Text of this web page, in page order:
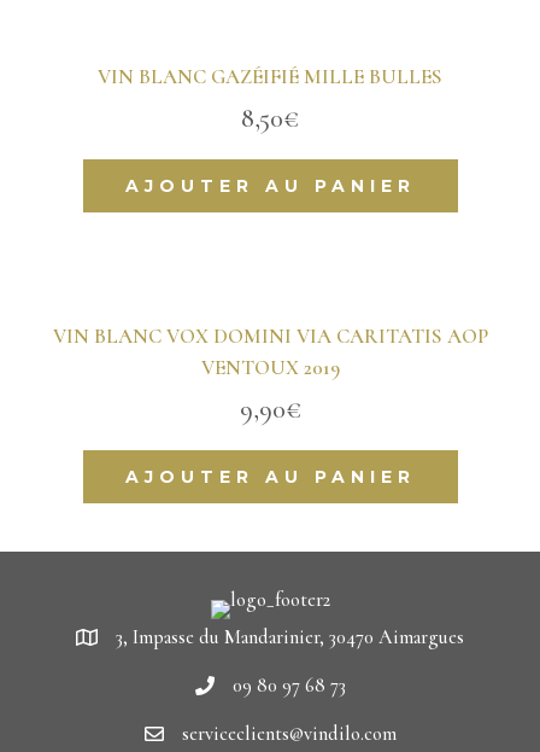
VIN BLANC GAZÉIFIÉ MILLE BULLES
8,50€
AJOUTER AU PANIER
VIN BLANC VOX DOMINI VIA CARITATIS AOP
VENTOUX 2019
9,90€
AJOUTER AU PANIER
3, Impasse du Mandarinier, 30470 Aimargues
09 80 97 68 73
serviceclients@vindilo.com